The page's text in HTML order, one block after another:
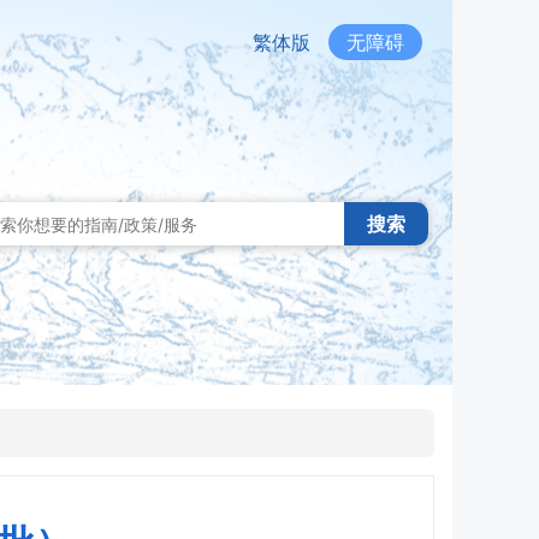
繁体版 无障碍
搜索